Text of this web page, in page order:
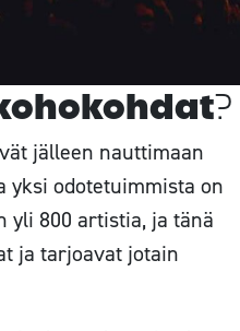
jälleen nauttimaan
yksi odotetuimmista on
yli 800 artistia, ja tänä
ja tarjoavat jotain